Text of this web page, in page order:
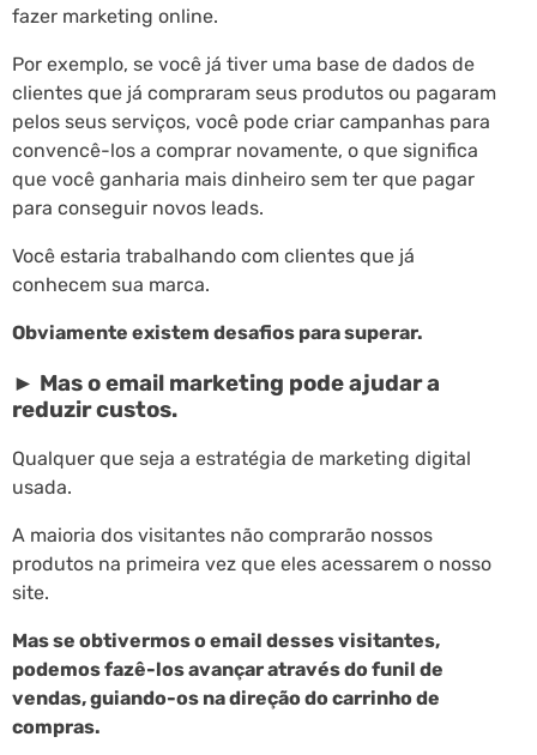
fazer marketing online.
Por exemplo, se você já tiver uma base de dados de
clientes que já compraram seus produtos ou pagaram
pelos seus serviços, você pode criar campanhas para
convencê-los a comprar novamente, o que significa
que você ganharia mais dinheiro sem ter que pagar
para conseguir novos leads.
Você estaria trabalhando com clientes que já
conhecem sua marca.
Obviamente existem desafios para superar.
► Mas o email marketing pode ajudar a
reduzir custos.
Qualquer que seja a estratégia de marketing digital
usada.
A maioria dos visitantes não comprarão nossos
produtos na primeira vez que eles acessarem o nosso
site.
Mas se obtivermos o email desses visitantes,
podemos fazê-los avançar através do funil de
vendas, guiando-os na direção do carrinho de
compras.